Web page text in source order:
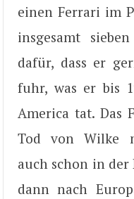
einen Ferrari im
insgesamt
dafür, dass er
fuhr, was er bis
America tat. Das
Tod von Wilke
auch schon in
dann nach